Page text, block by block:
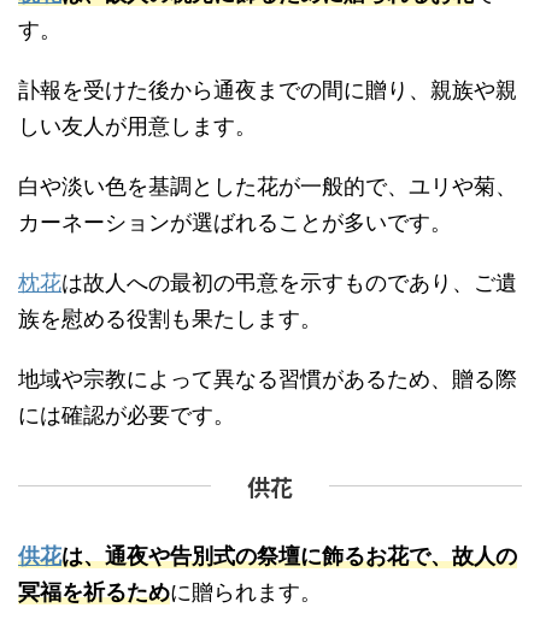
す。
訃報を受けた後から通夜までの間に贈り、親族や親
しい友人が用意します。
白や淡い色を基調とした花が一般的で、ユリや菊、
カーネーションが選ばれることが多いです。
枕花は故人への最初の弔意を示すものであり、ご遺
族を慰める役割も果たします。
地域や宗教によって異なる習慣があるため、贈る際
には確認が必要です。
供花
供花は、通夜や告別式の祭壇に飾るお花で、故人の
冥福を祈るために贈られます。